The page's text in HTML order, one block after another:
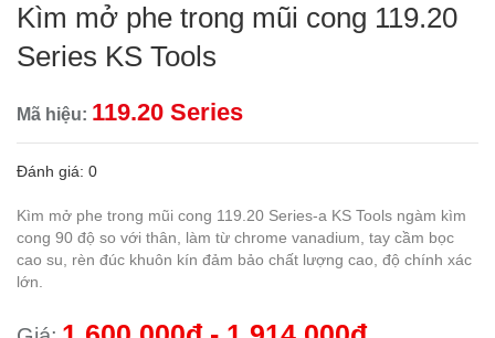
Kìm mở phe trong mũi cong 119.20
Series KS Tools
Mã hiệu: 119.20 Series
Đánh giá: 0
Kìm mở phe trong mũi cong 119.20 Series-a KS Tools ngàm kìm
cong 90 độ so với thân, làm từ chrome vanadium, tay cầm bọc
cao su, rèn đúc khuôn kín đảm bảo chất lượng cao, độ chính xác
lớn.